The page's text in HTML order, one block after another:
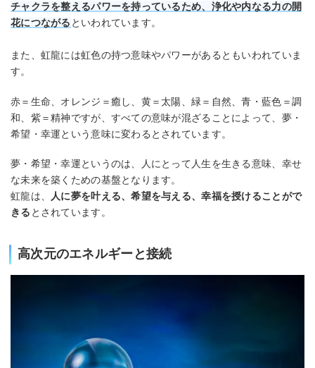
チャクラを整えるパワーを持っているため、浄化や内なる力の開
花につながる といわれています。
また、虹龍には虹色の持つ意味やパワーがあるともいわれていま
す。
赤＝生命、オレンジ＝癒し、黄＝太陽、緑＝自然、青・藍色＝調
和、紫＝精神ですが、すべての意味が混ざることによって、夢・
希望・幸運という意味に変わるとされています。
夢・希望・幸運というのは、人にとって人生を生きる意味、幸せ
な未来を築くための基盤となります。
虹龍は、
人に夢を叶える、希望を与える、幸福を授けることがで
きる とされています。
高次元のエネルギーと接続